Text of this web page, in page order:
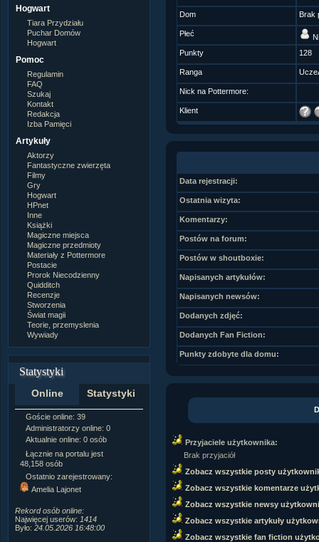
Hogwart
Tiara Przydziału
Puchar Domów
Hogwart
Pomoc
Regulamin
FAQ
Szukaj
Kontakt
Redakcja
Izba Pamięci
Artykuły
Aktorzy
Fantastyczne zwierzęta
Filmy
Gry
Hogwart
HPnet
Inne
Książki
Magiczne miejsca
Magiczne przedmioty
Materiały z Pottermore
Postacie
Prorok Niecodzienny
Quidditch
Recenzje
Stworzenia
Świat magii
Teorie, przemyslenia
Wywiady
Statystyki
Online Statystyki
Goście online: 39
Administratorzy online: 0
Aktualnie online: 0 osób
Łącznie na portalu jest
48,158 osób
Ostatnio zarejestrowany:
Amelia Lajonet
Rekord osób online:
Najwięcej userów: 1414
Było: 24.05.2026 16:48:00
Napisanych artykułów:
Zdjęć w galerii:21,490
Tematów na forum: 3,921
Postów na forum:
Komentarzy do materiałów:
222,019
3,327
Wlepionych ostrzeżeń:4,170
Dom Brak
Płeć
Punkty
128
Ranga
Nick na Pottermore:
Klient
Data rejestracji:
Ostatnia wizyta:
Komentarzy:
Postów na forum:
Postów w shoutboxie:
Napisanych artykułów:
Napisanych newsów:
Dodanych zdjęć:
Dodanych Fan Fiction:
Punkty zdobyte dla domu:
Przyjaciele użytkownika:
Brak przyjaciół
Zobacz wszystkie posty
Zobacz wszystkie komentarze
Zobacz wszystkie newsy
Zobacz wszystkie artykuły
Zobacz wszystkie fan fiction